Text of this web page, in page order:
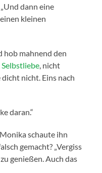
dann eine
kleinen
hob mahnend den
Selbstliebe, nicht
nicht. Eins nach
daran.“
schaute ihn
gemacht? „Vergiss
genießen. Auch das